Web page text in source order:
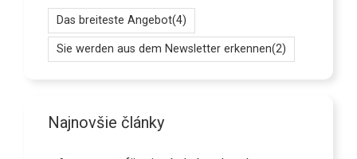
Das breiteste Angebot(4)
Sie werden aus dem Newsletter erkennen(2)
Najnovšie články